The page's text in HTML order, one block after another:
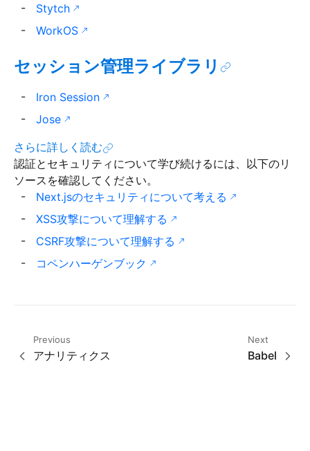
Stytch
WorkOS
セッション管理ライブラリ
Iron Session
Jose
さらに詳しく読む
認証とセキュリティについて学び続けるには、以下のリ
ソースを確認してください。
Next.jsのセキュリティについて考える
XSS攻撃について理解する
CSRF攻撃について理解する
コペンハーゲンブック
Previous
アナリティクス
Next
Babel